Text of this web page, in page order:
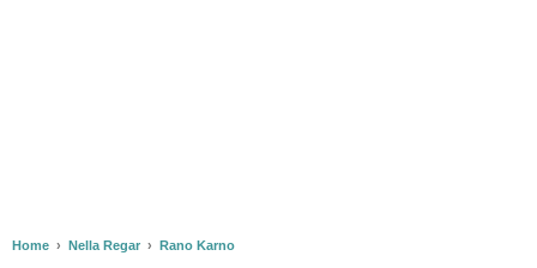
Home › Nella Regar › Rano Karno